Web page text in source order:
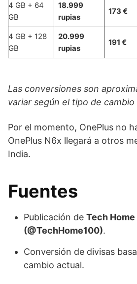
4 GB + 64
GB
18.999
rupias
173 €
4 GB + 128
GB
20.999
rupias
191 €
Las conversiones son
variar según el tipo de
Por el momento, OnePlus no
OnePlus N6x llegará a otros
India.
Fuentes
Publicación de Tech Home
(@TechHome100).
Conversión de divisas
cambio actual.